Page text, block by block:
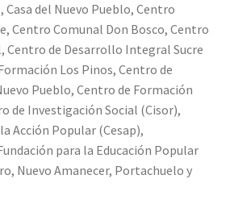
Casa del Nuevo Pueblo, Centro
Centro Comunal Don Bosco, Centro
Centro de Desarrollo Integral Sucre
Los Pinos, Centro de
Pueblo, Centro de Formación
de Investigación Social (Cisor),
Acción Popular (Cesap),
para la Educación Popular
Nuevo Amanecer, Portachuelo y